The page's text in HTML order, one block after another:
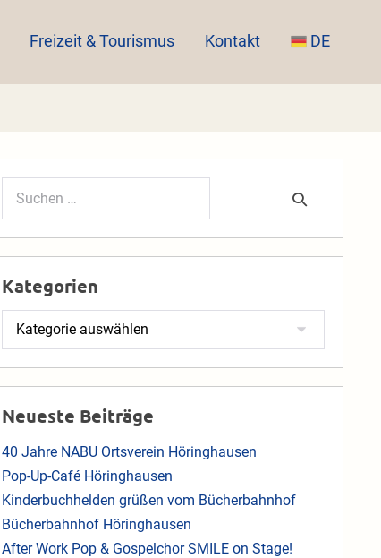
Freizeit & Tourismus Kontakt DE
Suchen
Kategorien
Kategorien
Neueste Beiträge
40 Jahre NABU Ortsverein Höringhausen
Pop-Up-Café Höringhausen
Kinderbuchhelden grüßen vom Bücherbahnhof
Bücherbahnhof Höringhausen
After Work Pop & Gospelchor SMILE on Stage!